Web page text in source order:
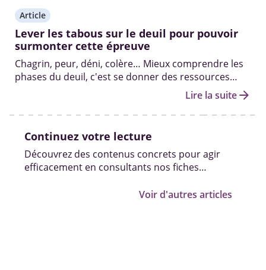
Article
Lever les tabous sur le deuil pour pouvoir
surmonter cette épreuve
Chagrin, peur, déni, colère… Mieux comprendre les
phases du deuil, c'est se donner des ressources
Lire la suitearrow_forward
Continuez votre lecture
Découvrez des contenus concrets pour agir
efficacement en consultants nos fiches
Voir d'autres articles